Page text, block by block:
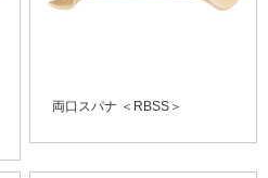
両口スパナ ＜RBSS＞